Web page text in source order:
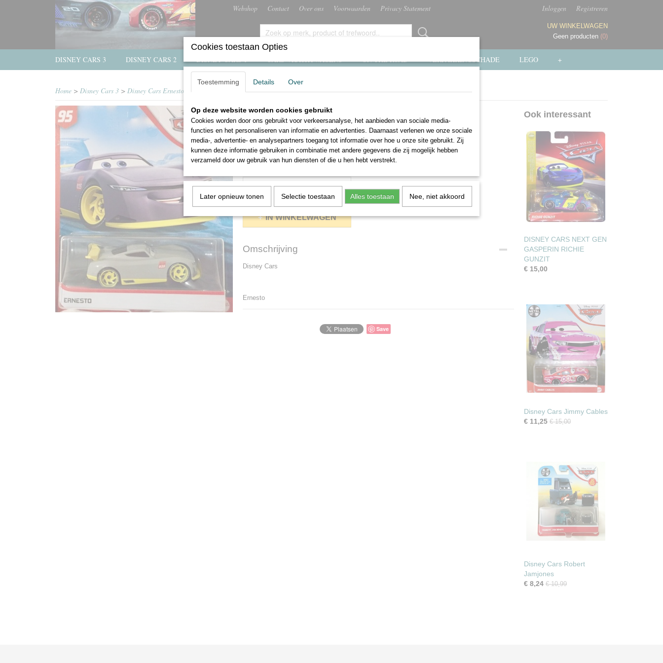
Webshop Contact Over ons Voorwaarden Privacy Statement Inloggen Registreren
UW WINKELWAGEN
Geen producten (0)
DISNEY CARS 3 DISNEY CARS 2 DISNEY CARS 1 CARS VRACHTWAGENS ON THE ROAD VERPAKKINGSCHADE LEGO +
Home > Disney Cars 3 > Disney Cars Ernesto
Disney Cars Ernesto
€ 15,00 € 11,25 (inclusief btw 21%)
✓Op voorraad
IN WINKELWAGEN
Omschrijving
Disney Cars
Ernesto
Save
Ook interessant
DISNEY CARS NEXT GEN
GASPERIN RICHIE
GUNZIT
€ 15,00
Disney Cars Jimmy Cables
€ 11,25 € 15,00
Disney Cars Robert
Jamjones
€ 8,24 € 10,99
Cookies toestaan Opties
Toestemming Details Over
Op deze website worden cookies gebruikt
Cookies worden door ons gebruikt voor verkeersanalyse, het aanbieden van sociale media-
functies en het personaliseren van informatie en advertenties. Daarnaast verlenen we onze sociale
media-, advertentie- en analysepartners toegang tot informatie over hoe u onze site gebruikt. Zij
kunnen deze informatie gebruiken in combinatie met andere gegevens die zij mogelijk hebben
verzameld door uw gebruik van hun diensten of die u hen hebt verstrekt.
Later opnieuw tonen Selectie toestaan Alles toestaan Nee, niet akkoord